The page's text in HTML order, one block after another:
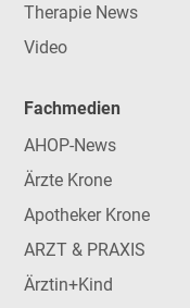
Therapie News
Video
Fachmedien
AHOP-News
Ärzte Krone
Apotheker Krone
ARZT & PRAXIS
Ärztin+Kind